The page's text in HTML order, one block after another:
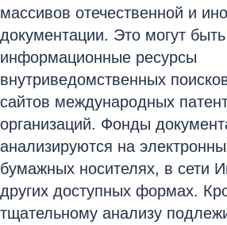
массивов отечественной и
документации. Это могут быть
информационные ресурсы
внутриведомственных
сайтов международных
организаций. Фонды
анализируются на
бумажных носителях, в сети
других доступных формах.
тщательному анализу